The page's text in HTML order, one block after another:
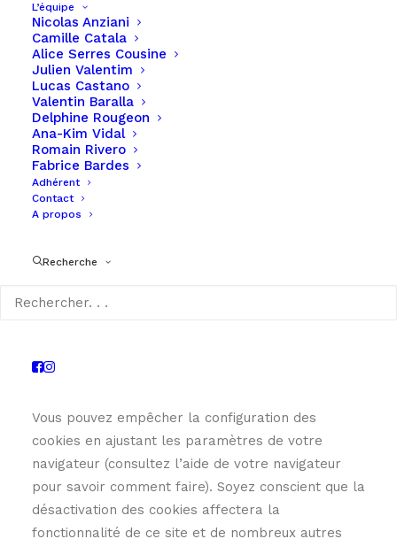
L’équipe
Nicolas Anziani
Camille Catala
Alice Serres Cousine
Julien Valentim
Lucas Castano
Valentin Baralla
Delphine Rougeon
Ana-Kim Vidal
Romain Rivero
Fabrice Bardes
Adhérent
Contact
A propos
Recherche
pouvez empêcher le stockage de ces cookies,
cependant cela peut dégrader ou « casser »
certains éléments de la fonctionnalité du site.
Comment nous utilisons les cookies
Nous utilisons des cookies pour une variété de
raisons détaillées ci-dessous. Malheureusement,
dans la plupart des cas, il n’existe pas d’options
standard dans l’industrie pour désactiver les
cookies sans désactiver complètement la
à ce site. Il est recommandé de laisser tous les
cookies activés si vous n’êtes pas sûr de les
Vous pouvez empêcher la configuration des
cookies en ajustant les paramètres de votre
navigateur (consultez l’aide de votre navigateur
pour savoir comment faire). Soyez conscient que la
désactivation des cookies affectera la
fonctionnalité de ce site et de nombreux autres